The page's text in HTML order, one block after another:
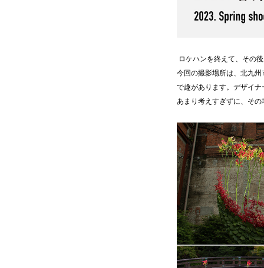
ロケハンを終えて、そ
今回の撮影場所は、北九
で趣があります。デザイ
あまり考えすぎずに、そ